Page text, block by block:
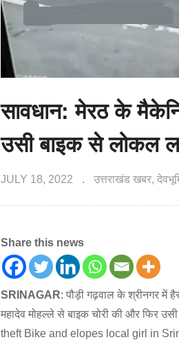
सावधान: मेरठ के
उसी बाइक से लोकल
JULY 18, 2022 उत्तराखंड खबर
Share this news
SRINAGAR: पौड़ी गढ़वाल के श्रीनगर में
महादेव मोहल्ले से बाइक चोरी की और फिर
theft Bike and elopes local girl in